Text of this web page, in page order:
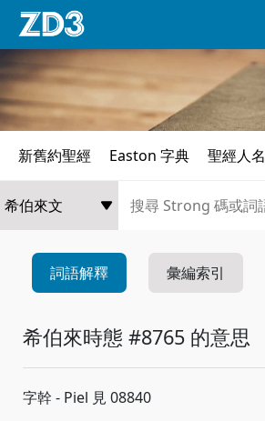
新舊約聖經 Easton 字典 聖經人名
詞語解釋 彙編索引
希伯來時態 #8765 的意思
字幹 - Piel 見 08840